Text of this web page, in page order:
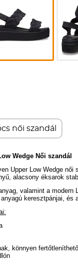
női szandál
Wedge Női szandál
Upper Low Wedge
alacsony éksarok
valamint a modern
anyagú keresztpánjai, és
könnyen fertőtleníthető